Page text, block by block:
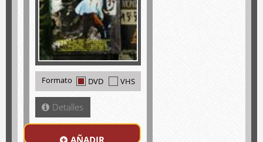
Formato DVD VHS
Detalles